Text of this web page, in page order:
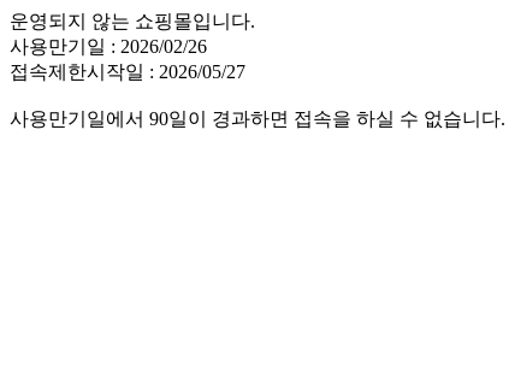
운영되지 않는 쇼핑몰입니다.
사용만기일 : 2026/02/26
접속제한시작일 : 2026/05/27
사용만기일에서 90일이 경과하면 접속을 하실 수 없습니다.